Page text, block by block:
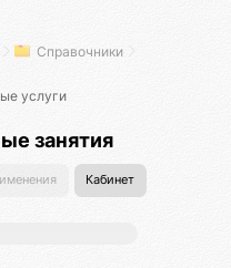
Справочники
услуги
занятия
Кабинет